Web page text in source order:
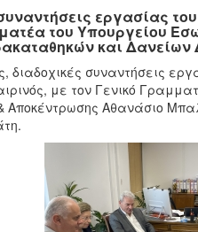
εργασίας
του Υπουργείου
και Δανείων
διαδοχικές συναντήσεις
με τον Γενικό
& Αποκέντρωσης Αθανάσιο